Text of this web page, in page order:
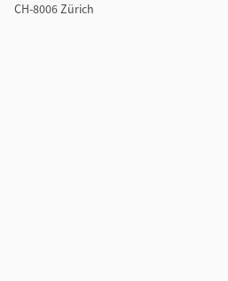
CH-8006 Zürich